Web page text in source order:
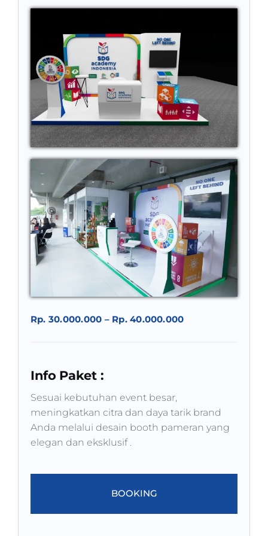
Rp. 30.000.000 – Rp. 40.000.000
Info Paket :
Sesuai kebutuhan event besar,
meningkatkan citra dan daya tarik brand
Anda melalui desain booth pameran yang
elegan dan eksklusif .
BOOKING